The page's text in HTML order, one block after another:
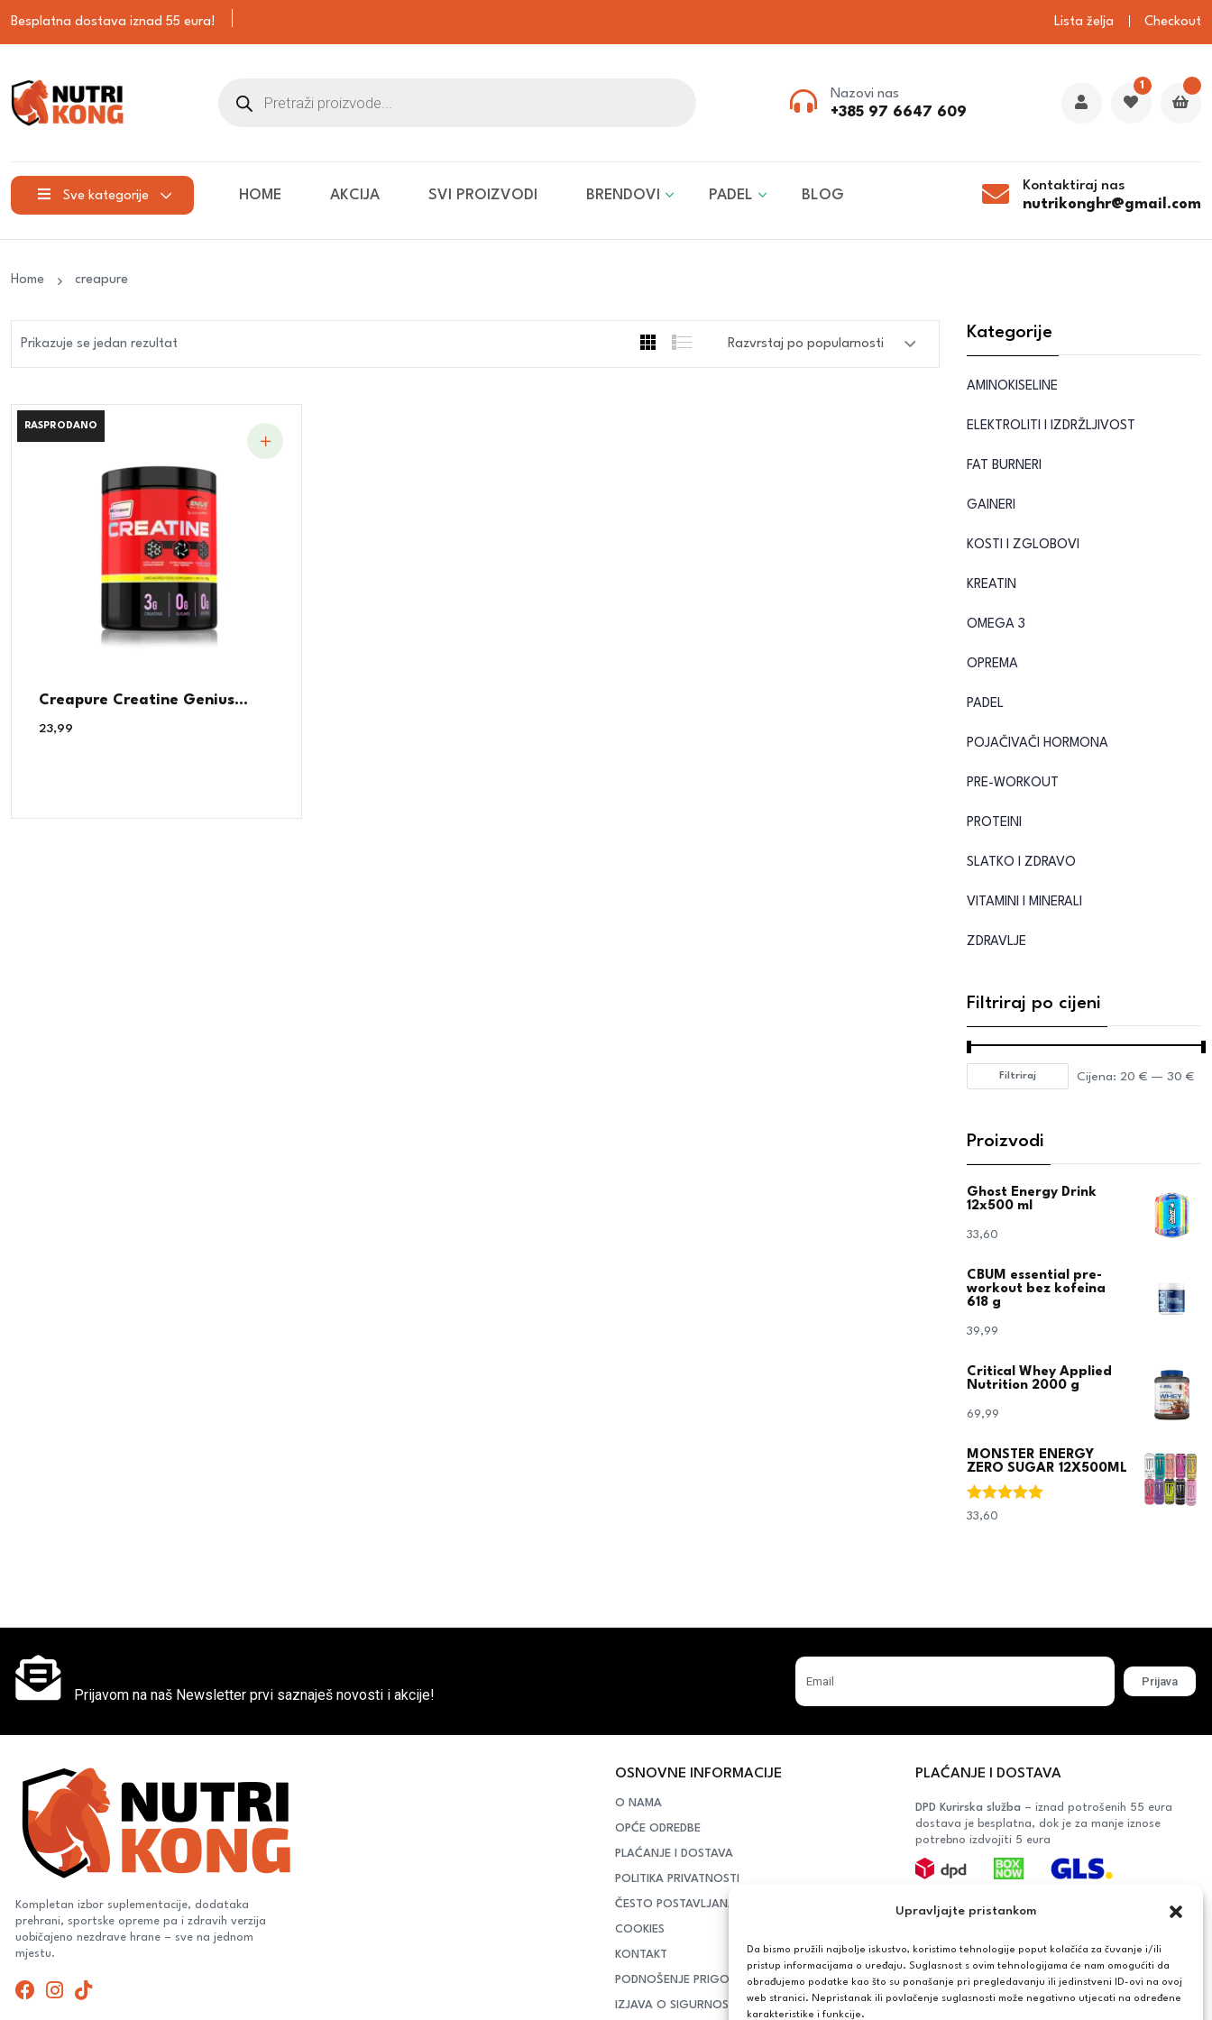
Upravljajte pristankom
Da bismo pružili najbolje iskustvo, koristimo tehnologije poput kolačića za čuvanje i/ili
pristup informacijama o uređaju. Suglasnost s ovim tehnologijama će nam omogućiti da
obrađujemo podatke kao što su ponašanje pri pregledavanju ili jedinstveni ID-ovi na ovoj
web stranici. Nepristanak ili povlačenje suglasnosti može negativno utjecati na određene
karakteristike i funkcije.
Besplatna dostava iznad 55 eura! Lista želja Checkout
Nazovi nas
+385 97 6647 609
1
Sve kategorije HOME AKCIJA SVI PROIZVODI BRENDOVI PADEL BLOG
Kontaktiraj nas
nutrikonghr@gmail.com
Home creapure
Prikazuje se jedan rezultat
RASPRODANO
RASPRODANO
Creapure Creatine Genius...
23,99
Kategorije
AMINOKISELINE
ELEKTROLITI I IZDRŽLJIVOST
FAT BURNERI
GAINERI
KOSTI I ZGLOBOVI
KREATIN
OMEGA 3
OPREMA
PADEL
POJAČIVAČI HORMONA
PRE-WORKOUT
PROTEINI
SLATKO I ZDRAVO
VITAMINI I MINERALI
ZDRAVLJE
Filtriraj po cijeni
Filtriraj Cijena: 20 €— 30 €
Proizvodi
Ghost Energy Drink
12x500 ml
33,60
CBUM essential pre-
workout bez kofeina
618 g
39,99
Critical Whey Applied
Nutrition 2000 g
69,99
MONSTER ENERGY
ZERO SUGAR 12X500ML
Ocjenjeno
33,60
Prijavom na naš Newsletter prvi saznaješ novosti i akcije!
Prijava
Kompletan izbor suplementacije, dodataka
prehrani, sportske opreme pa i zdravih verzija
uobičajeno nezdrave hrane – sve na jednom
mjestu.
OSNOVNE INFORMACIJE
O NAMA
OPĆE ODREDBE
PLAĆANJE I DOSTAVA
POLITIKA PRIVATNOSTI
ČESTO POSTAVLJANA PITANJA
COOKIES
KONTAKT
PODNOŠENJE PRIGOVORA POTROŠAČA
IZJAVA O SIGURNOSTI ONLINE PLAĆANJA
PLAĆANJE I DOSTAVA
DPD Kurirska služba – iznad potrošenih 55 eura
dostava je besplatna, dok je za manje iznose
potrebno izdvojiti 5 eura
Bankovna transakcija, plaćanje prilikom